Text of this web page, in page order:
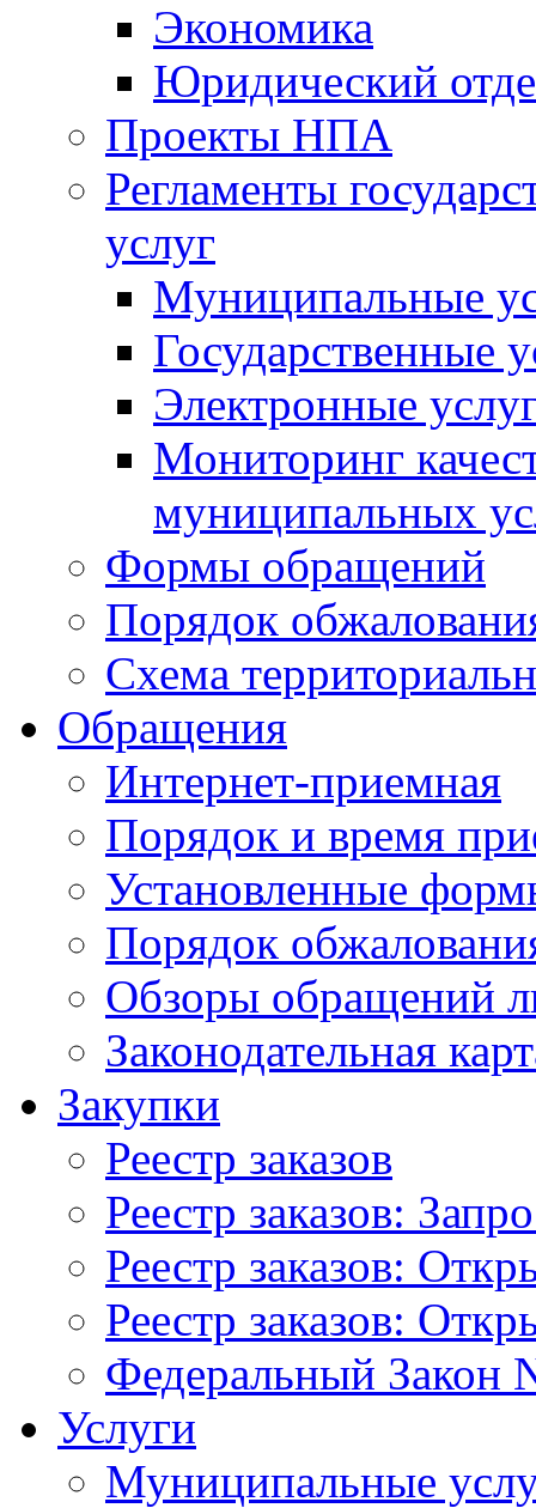
Экономика
Юридический
Проекты НПА
Регламенты
услуг
Муниципальные
Государственные
Электронные
Мониторинг
муниципальных
Формы обращений
Порядок
Схема
Обращения
Интернет-приемная
Порядок и время
Установленные
Порядок
Обзоры обращений
Законодательная
Закупки
Реестр заказов
Реестр заказов:
Реестр заказов:
Реестр заказов:
Федеральный Закон
Услуги
Муниципальные